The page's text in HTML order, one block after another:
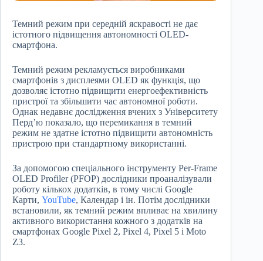
Темний режим при середній яскравості не дає
істотного підвищення автономності OLED-
смартфона.
Темний режим рекламується виробниками
смартфонів з дисплеями OLED як функція, що
дозволяє істотно підвищити енергоефективність
пристрої та збільшити час автономної роботи.
Однак недавнє дослідження вчених з Університету
Перд’ю показало, що перемикання в темний
режим не здатне істотно підвищити автономність
пристрою при стандартному використанні.
За допомогою спеціального інструменту Per-Frame
OLED Profiler (PFOP) дослідники проаналізували
роботу кількох додатків, в тому числі Google
Карти, YouTube, Календар і ін. Потім дослідники
встановили, як темний режим впливає на хвилину
активного використання кожного з додатків на
смартфонах Google Pixel 2, Pixel 4, Pixel 5 і Moto
Z3.